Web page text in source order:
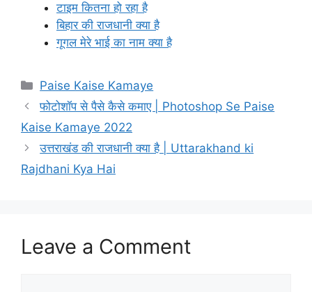
टाइम कितना हो रहा है
बिहार की राजधानी क्या है
गूगल मेरे भाई का नाम क्या है
Categories
Paise Kaise Kamaye
फोटोशॉप से ​​पैसे कैसे कमाए | Photoshop Se Paise
Kaise Kamaye 2022
उत्तराखंड की राजधानी क्या है | Uttarakhand ki
Rajdhani Kya Hai
Leave a Comment